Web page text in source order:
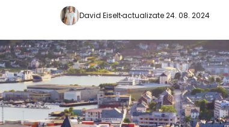
David Eiseltactualizate 24. 08. 2024